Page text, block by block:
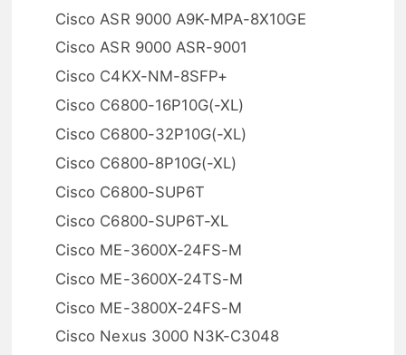
Cisco ASR 9000 A9K-MPA-8X10GE
Cisco ASR 9000 ASR-9001
Cisco C4KX-NM-8SFP+
Cisco C6800-16P10G(-XL)
Cisco C6800-32P10G(-XL)
Cisco C6800-8P10G(-XL)
Cisco C6800-SUP6T
Cisco C6800-SUP6T-XL
Cisco ME-3600X-24FS-M
Cisco ME-3600X-24TS-M
Cisco ME-3800X-24FS-M
Cisco Nexus 3000 N3K-C3048